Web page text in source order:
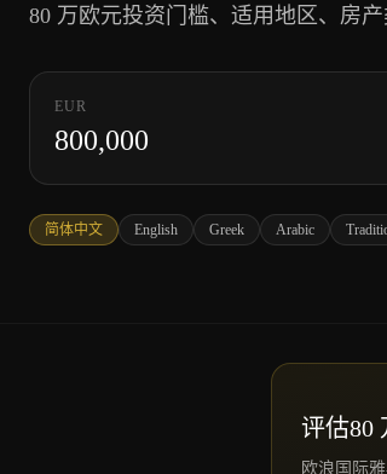
80 万欧元投资门槛、适用地区、房
EUR
800,000
简体中文 English Greek Arabic
评估80
欧浪国际